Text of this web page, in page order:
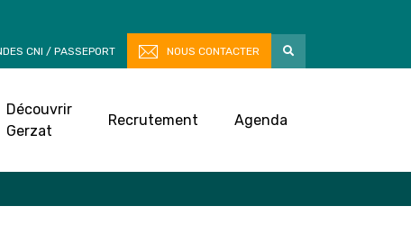
CNI / PASSEPORT NOUS CONTACTER
Découvrir
Gerzat
Recrutement Agenda